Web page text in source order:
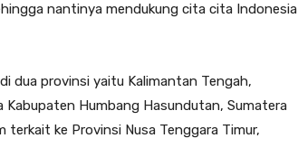
nantinya mendukung cita cita Indonesia
dua provinsi yaitu Kalimantan Tengah,
Humbang Hasundutan, Sumatera
terkait ke Provinsi Nusa Tenggara Timur,